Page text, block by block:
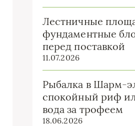
Лестничные
фундаментные
перед поставкой
11.07.2026
Рыбалка в Шарм-
спокойный риф
вода за трофеем
18.06.2026